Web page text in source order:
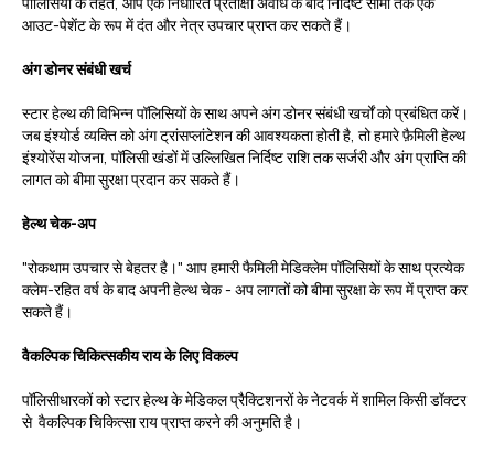
आउट-पेशेंट के रूप में दंत और नेत्र उपचार प्राप्त कर सकते हैं।
अंग डोनर संबंधी खर्च
स्टार हेल्थ की विभिन्न पॉलिसियों के साथ अपने अंग डोनर संबंधी खर्चों को प्रबंधित करें।
जब इंश्योर्ड व्यक्ति को अंग ट्रांसप्लांटेशन की आवश्यकता होती है, तो हमारे फ़ैमिली हेल्थ
इंश्योरेंस योजना, पॉलिसी खंडों में उल्लिखित निर्दिष्ट राशि तक सर्जरी और अंग प्राप्ति की
लागत को बीमा सुरक्षा प्रदान कर सकते हैं।
हेल्थ चेक-अप
"रोकथाम उपचार से बेहतर है।" आप हमारी फैमिली मेडिक्लेम पॉलिसियों के साथ प्रत्येक
क्लेम-रहित वर्ष के बाद अपनी हेल्थ चेक - अप लागतों को बीमा सुरक्षा के रूप में प्राप्त कर
सकते हैं।
वैकल्पिक चिकित्सकीय राय के लिए विकल्प
पॉलिसीधारकों को स्टार हेल्थ के मेडिकल प्रैक्टिशनरों के नेटवर्क में शामिल किसी डॉक्टर
से वैकल्पिक चिकित्सा राय प्राप्त करने की अनुमति है।